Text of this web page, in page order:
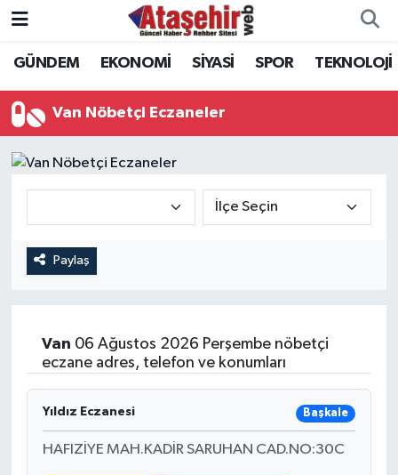
GÜNDEM EKONOMİ SİYASİ SPOR TEKNOLOJİ
Van Nöbetçi Eczaneler
Paylaş
Van 06 Ağustos 2026 Perşembe nöbetçi
eczane adres, telefon ve konumları
Yıldız Eczanesi Başkale
HAFIZİYE MAH.KADİR SARUHAN CAD.NO:30C
Hava Durumu
Trafik Durumu
Süper Lig Puan Durumu ve Fikstür
Son Dakika Haberleri